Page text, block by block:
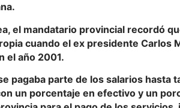
el mandatario provincial recordó
cuando el ex presidente Carlos
el año 2001.
pagaba parte de los salarios hasta
un porcentaje en efectivo y un